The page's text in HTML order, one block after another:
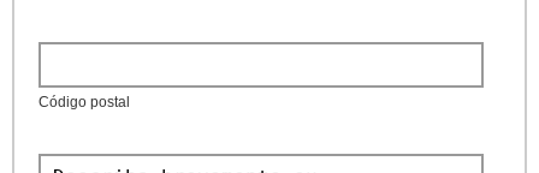
Código postal